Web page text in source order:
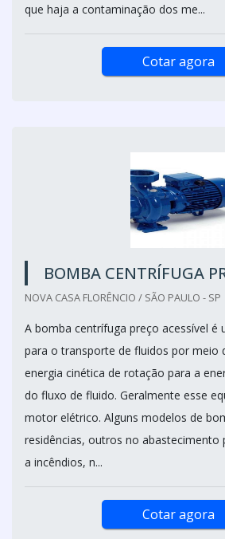
que haja a contaminação dos me...
Cotar agora
BOMBA CENTRÍFUGA
NOVA CASA FLORÊNCIO / SÃO PAULO - SP
A bomba centrífuga preço acessível é
para o transporte de fluidos por meio
energia cinética de rotação para a
do fluxo de fluido. Geralmente esse
motor elétrico. Alguns modelos de
residências, outros no abastecimento
a incêndios, n...
Cotar agora